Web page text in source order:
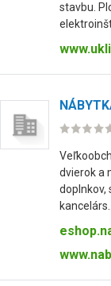
stavbu.
dvierok a
doplnkov,
kancelárs...